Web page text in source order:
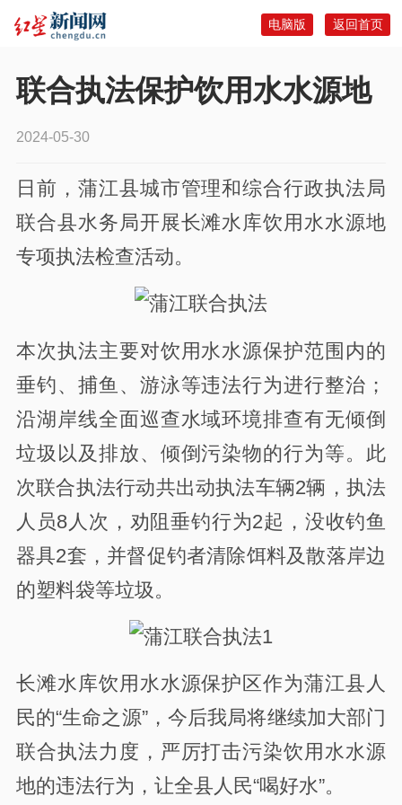
返回首页
电脑版
联合执法保护饮用水水源地
2024-05-30
日前，蒲江县城市管理和综合行政执法局
联合县水务局开展长滩水库饮用水水源地
专项执法检查活动。
本次执法主要对饮用水水源保护范围内的
垂钓、捕鱼、游泳等违法行为进行整治；
沿湖岸线全面巡查水域环境排查有无倾倒
垃圾以及排放、倾倒污染物的行为等。此
次联合执法行动共出动执法车辆2辆，执法
人员8人次，劝阻垂钓行为2起，没收钓鱼
器具2套，并督促钓者清除饵料及散落岸边
的塑料袋等垃圾。
长滩水库饮用水水源保护区作为蒲江县人
民的“生命之源”，今后我局将继续加大部门
联合执法力度，严厉打击污染饮用水水源
地的违法行为，让全县人民“喝好水”。